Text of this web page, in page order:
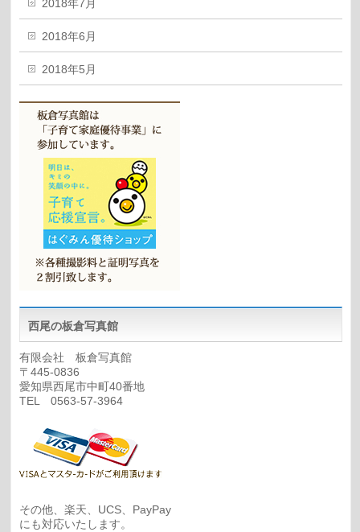
2018年7月
2018年6月
2018年5月
西尾の板倉写真館
有限会社 板倉写真館
〒445-0836
愛知県西尾市中町40番地
TEL 0563-57-3964
その他、楽天、UCS、PayPay
にも対応いたします。